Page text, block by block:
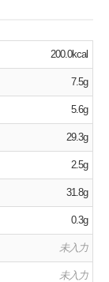
200.0kcal
7.5g
5.6g
29.3g
2.5g
31.8g
0.3g
未入力
未入力